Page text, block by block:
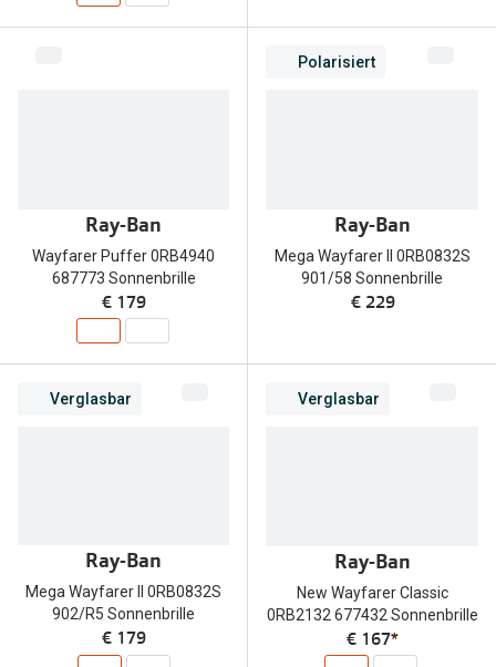
Trends
Gläser
Glaspakete
Glasveredelungen
Transitions Gläser
Blaulichtfilterbrillen
Brillenbügel
Brillenetuis
Brillenkettchen
Oakley
-50% auf
Ray-Ban
Wayfarer Puffer 0RB4940
687773 Sonnenbrille
€ 179
Polarisiert
Ray-Ban
Mega Wayfarer II 0RB0832S
901/58 Sonnenbrille
€ 229
Verglasbar
Ray-Ban
Mega Wayfarer II 0RB0832S
902/R5 Sonnenbrille
€ 179
Verglasbar
Ray-Ban
New Wayfarer Classic
0RB2132 677432 Sonnenbrille
€ 167*